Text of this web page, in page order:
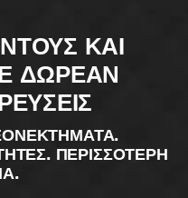
ΚΑΙ
ΔΩΡΕΑΝ
ΠΕΡΙΣΣΟΤΕΡΗ